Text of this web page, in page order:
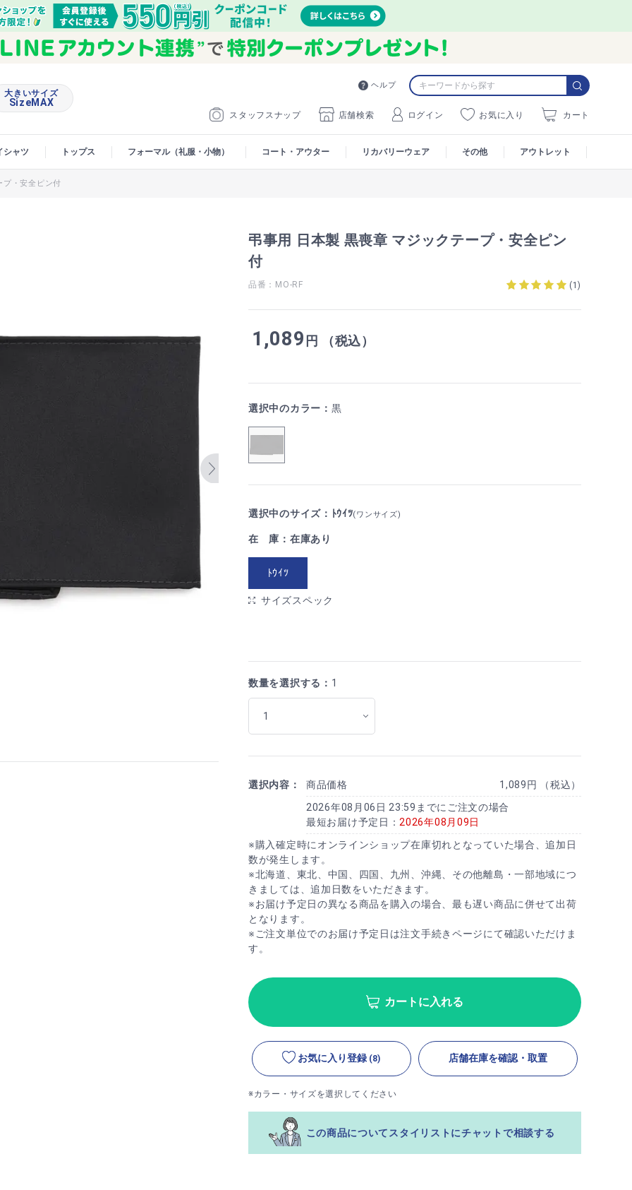
ヘルプ
スタッフスナップ 店舗検索 ログイン お気に入り カート
大きいサイズ
SizeMAX
シャツ トップス フォーマル（礼服・小物） コート・アウター リカバリーウェア その他 アウトレット
プ・安全ピン付
弔事用 日本製 黒喪章 マジックテープ・安全ピン
付
品番：MO-RF (1)
1,089 円 （税込）
選択中のカラー： 黒
選択中のサイズ：ﾄｳｲﾂ(ワンサイズ)
在 庫：在庫あり
ﾄｳｲﾂ
サイズスペック
数量を選択する： 1
選択内容： 商品価格
1,089円 （税込）
2026年08月06日 23:59までにご注文の場合
最短お届け予定日： 2026年08月09日
※購入確定時にオンラインショップ在庫切れとなっていた場合、追加日
数が発生します。
※北海道、東北、中国、四国、九州、沖縄、その他離島・一部地域につ
きましては、追加日数をいただきます。
※お届け予定日の異なる商品を購入の場合、最も遅い商品に併せて出荷
となります。
※ご注文単位でのお届け予定日は注文手続きページにて確認いただけま
す。
カートに入れる
お気に入り登録 (8) 店舗在庫を確認・取置
※カラー・サイズを選択してください
この商品についてスタイリストにチャットで相談する